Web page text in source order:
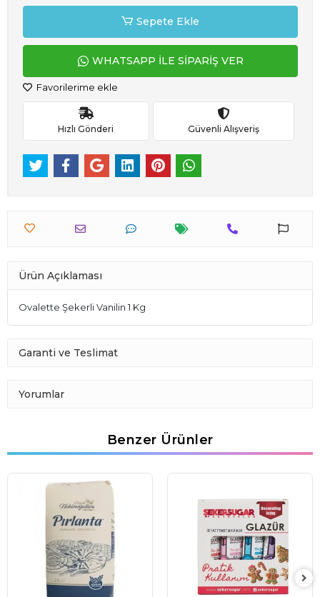
Sepete Ekle
WHATSAPP İLE SİPARİŞ VER
Favorilerime ekle
Hızlı Gönderi Güvenli Alışveriş
Ürün Açıklaması
Ovalette Şekerli Vanilin 1 Kg
Garanti ve Teslimat
Yorumlar
Benzer Ürünler